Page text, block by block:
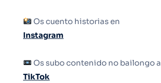
Os cuento historias en
Instagram
Os subo contenido no bailongo a
TikTok